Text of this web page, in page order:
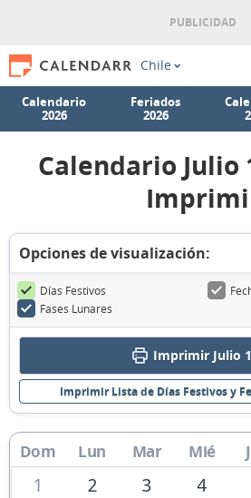
Chile
Calendario
2026
Feriados
2026
Calendario Julio
Opciones de visualización:
Días Festivos
Fases Lunares
Imprimir Julio
Imprimir Lista de Días Festivos y
Dom Lun Mar Mié
1 2 3 4